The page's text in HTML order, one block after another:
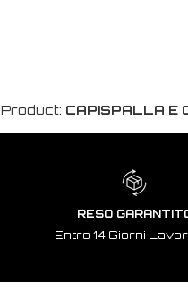
Product: CAPISPALLA E
RESO
Entro 14 Giorni